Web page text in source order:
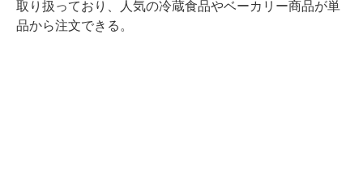
取り扱っており、人気の冷蔵食品やベーカリー商品が単
品から注文できる。